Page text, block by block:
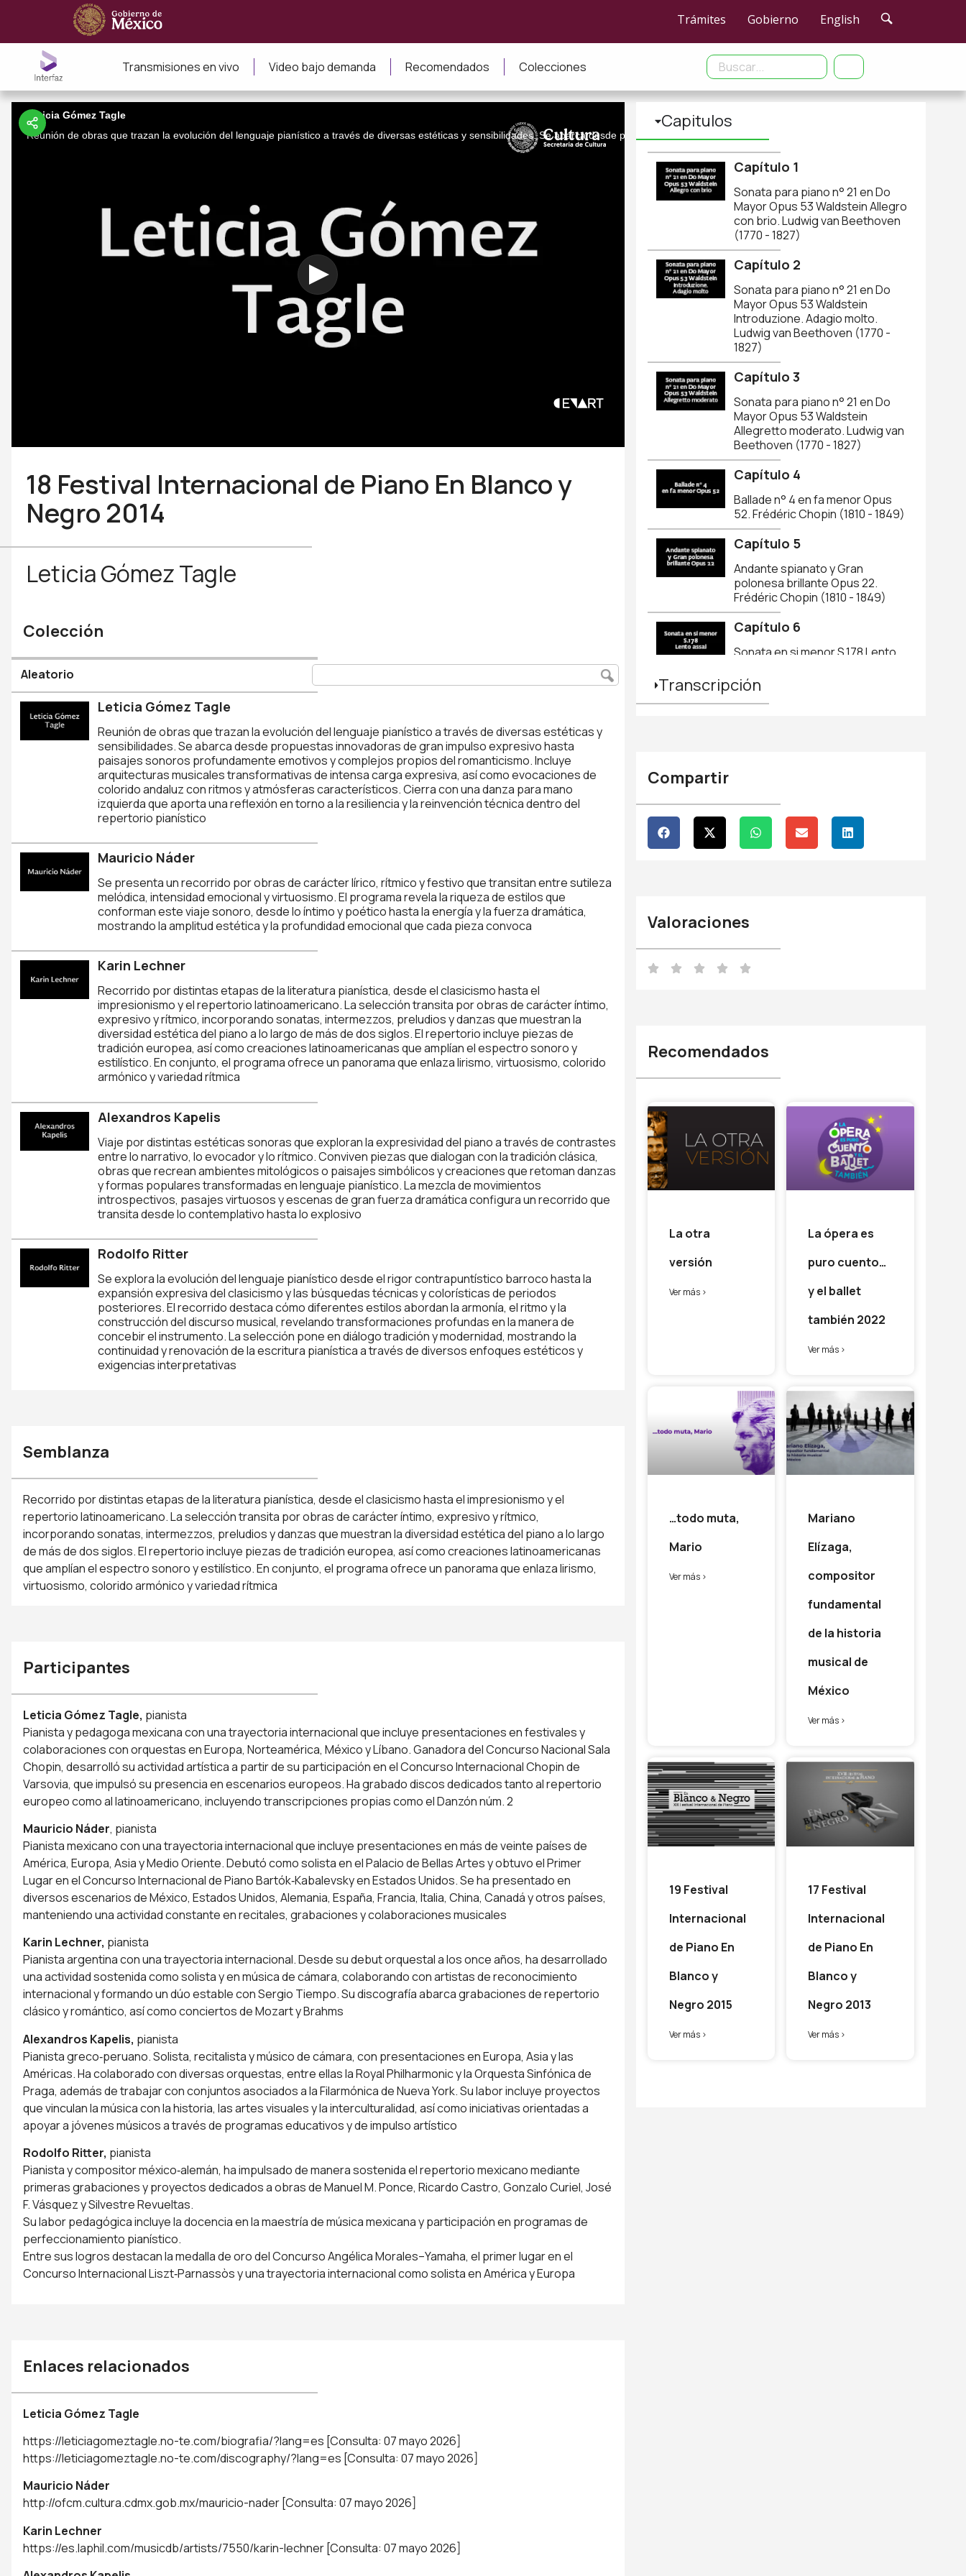
Transmisiones en vivo Video bajo demanda Recomendados Colecciones
Leticia Gómez Tagle
Reunión de obras que trazan la evolución del lenguaje pianístico a través de diversas estéticas y sensibilidades. Se abarca desde propuestas innovadoras de gran impulso expresivo hasta paisajes
18 Festival Internacional de Piano En Blanco y
Negro 2014
Leticia Gómez Tagle
Colección
Aleatorio
Leticia Gómez Tagle
Reunión de obras que trazan la evolución del lenguaje pianístico a través de diversas estéticas y
sensibilidades. Se abarca desde propuestas innovadoras de gran impulso expresivo hasta
paisajes sonoros profundamente emotivos y complejos propios del romanticismo. Incluye
arquitecturas musicales transformativas de intensa carga expresiva, así como evocaciones de
colorido andaluz con ritmos y atmósferas característicos. Cierra con una danza para mano
izquierda que aporta una reflexión en torno a la resiliencia y la reinvención técnica dentro del
repertorio pianístico
Mauricio Náder
Se presenta un recorrido por obras de carácter lírico, rítmico y festivo que transitan entre sutileza
melódica, intensidad emocional y virtuosismo. El programa revela la riqueza de estilos que
conforman este viaje sonoro, desde lo íntimo y poético hasta la energía y la fuerza dramática,
mostrando la amplitud estética y la profundidad emocional que cada pieza convoca
Karin Lechner
Recorrido por distintas etapas de la literatura pianística, desde el clasicismo hasta el
impresionismo y el repertorio latinoamericano. La selección transita por obras de carácter íntimo,
expresivo y rítmico, incorporando sonatas, intermezzos, preludios y danzas que muestran la
diversidad estética del piano a lo largo de más de dos siglos. El repertorio incluye piezas de
tradición europea, así como creaciones latinoamericanas que amplían el espectro sonoro y
estilístico. En conjunto, el programa ofrece un panorama que enlaza lirismo, virtuosismo, colorido
armónico y variedad rítmica
Alexandros Kapelis
Viaje por distintas estéticas sonoras que exploran la expresividad del piano a través de contrastes
entre lo narrativo, lo evocador y lo rítmico. Conviven piezas que dialogan con la tradición clásica,
obras que recrean ambientes mitológicos o paisajes simbólicos y creaciones que retoman danzas
y formas populares transformadas en lenguaje pianístico. La mezcla de movimientos
introspectivos, pasajes virtuosos y escenas de gran fuerza dramática configura un recorrido que
transita desde lo contemplativo hasta lo explosivo
Rodolfo Ritter
Se explora la evolución del lenguaje pianístico desde el rigor contrapuntístico barroco hasta la
expansión expresiva del clasicismo y las búsquedas técnicas y colorísticas de periodos
posteriores. El recorrido destaca cómo diferentes estilos abordan la armonía, el ritmo y la
construcción del discurso musical, revelando transformaciones profundas en la manera de
concebir el instrumento. La selección pone en diálogo tradición y modernidad, mostrando la
continuidad y renovación de la escritura pianística a través de diversos enfoques estéticos y
exigencias interpretativas
Semblanza
Recorrido por distintas etapas de la literatura pianística, desde el clasicismo hasta el impresionismo y el
repertorio latinoamericano. La selección transita por obras de carácter íntimo, expresivo y rítmico,
incorporando sonatas, intermezzos, preludios y danzas que muestran la diversidad estética del piano a lo largo
de más de dos siglos. El repertorio incluye piezas de tradición europea, así como creaciones latinoamericanas
que amplían el espectro sonoro y estilístico. En conjunto, el programa ofrece un panorama que enlaza lirismo,
virtuosismo, colorido armónico y variedad rítmica
Participantes
Leticia Gómez Tagle, pianista
Pianista y pedagoga mexicana con una trayectoria internacional que incluye presentaciones en festivales y
colaboraciones con orquestas en Europa, Norteamérica, México y Líbano. Ganadora del Concurso Nacional Sala
Chopin, desarrolló su actividad artística a partir de su participación en el Concurso Internacional Chopin de
Varsovia, que impulsó su presencia en escenarios europeos. Ha grabado discos dedicados tanto al repertorio
europeo como al latinoamericano, incluyendo transcripciones propias como el Danzón núm. 2
Mauricio Náder, pianista
Pianista mexicano con una trayectoria internacional que incluye presentaciones en más de veinte países de
América, Europa, Asia y Medio Oriente. Debutó como solista en el Palacio de Bellas Artes y obtuvo el Primer
Lugar en el Concurso Internacional de Piano Bartók‑Kabalevsky en Estados Unidos. Se ha presentado en
diversos escenarios de México, Estados Unidos, Alemania, España, Francia, Italia, China, Canadá y otros países,
manteniendo una actividad constante en recitales, grabaciones y colaboraciones musicales
Karin Lechner, pianista
Pianista argentina con una trayectoria internacional. Desde su debut orquestal a los once años, ha desarrollado
una actividad sostenida como solista y en música de cámara, colaborando con artistas de reconocimiento
internacional y formando un dúo estable con Sergio Tiempo. Su discografía abarca grabaciones de repertorio
clásico y romántico, así como conciertos de Mozart y Brahms
Alexandros Kapelis, pianista
Pianista greco‑peruano. Solista, recitalista y músico de cámara, con presentaciones en Europa, Asia y las
Américas. Ha colaborado con diversas orquestas, entre ellas la Royal Philharmonic y la Orquesta Sinfónica de
Praga, además de trabajar con conjuntos asociados a la Filarmónica de Nueva York. Su labor incluye proyectos
que vinculan la música con la historia, las artes visuales y la interculturalidad, así como iniciativas orientadas a
apoyar a jóvenes músicos a través de programas educativos y de impulso artístico
Rodolfo Ritter, pianista
Pianista y compositor méxico‑alemán, ha impulsado de manera sostenida el repertorio mexicano mediante
primeras grabaciones y proyectos dedicados a obras de Manuel M. Ponce, Ricardo Castro, Gonzalo Curiel, José
F. Vásquez y Silvestre Revueltas.
Su labor pedagógica incluye la docencia en la maestría de música mexicana y participación en programas de
perfeccionamiento pianístico.
Entre sus logros destacan la medalla de oro del Concurso Angélica Morales–Yamaha, el primer lugar en el
Concurso Internacional Liszt‑Parnassòs y una trayectoria internacional como solista en América y Europa
Enlaces relacionados
Leticia Gómez Tagle
https://leticiagomeztagle.no-te.com/biografia/?lang=es [Consulta: 07 mayo 2026]
https://leticiagomeztagle.no-te.com/discography/?lang=es [Consulta: 07 mayo 2026]
Mauricio Náder
http://ofcm.cultura.cdmx.gob.mx/mauricio-nader [Consulta: 07 mayo 2026]
Karin Lechner
https://es.laphil.com/musicdb/artists/7550/karin-lechner [Consulta: 07 mayo 2026]
Capitulos
Capítulo 1
Sonata para piano n° 21 en Do
Mayor Opus 53 Waldstein Allegro
con brio. Ludwig van Beethoven
(1770 - 1827)
Capítulo 2
Sonata para piano n° 21 en Do
Mayor Opus 53 Waldstein
Introduzione. Adagio molto.
Ludwig van Beethoven (1770 -
1827)
Capítulo 3
Sonata para piano n° 21 en Do
Mayor Opus 53 Waldstein
Allegretto moderato. Ludwig van
Beethoven (1770 - 1827)
Capítulo 4
Ballade n° 4 en fa menor Opus
52. Frédéric Chopin (1810 - 1849)
Capítulo 5
Andante spianato y Gran
polonesa brillante Opus 22.
Frédéric Chopin (1810 - 1849)
Capítulo 6
Sonata en si menor S.178 Lento
Capítulo 7
Manuel M. Ponce (1882 - 1948)
Transcripción
Compartir
Valoraciones
Recomendados
La otra
versión
Ver más >
La ópera es
puro cuento…
y el ballet
también 2022
Ver más >
…todo muta,
Mario
Ver más >
Mariano
Elízaga,
compositor
fundamental
de la historia
musical de
México
Ver más >
19 Festival
Internacional
de Piano En
Blanco y
Negro 2015
Ver más >
17 Festival
Internacional
de Piano En
Blanco y
Negro 2013
Ver más >